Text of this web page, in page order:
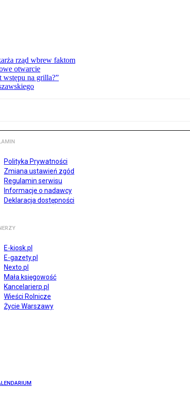
rząd wbrew faktom
otwarcie
wstępu na grilla?”
Polityka Prywatności
Zmiana ustawień zgód
Regulamin serwisu
Informacje o nadawcy
Deklaracja dostępności
E-kiosk.pl
E-gazety.pl
Nexto.pl
Mała księgowość
Kancelarierp.pl
Wieści Rolnicze
Życie Warszawy